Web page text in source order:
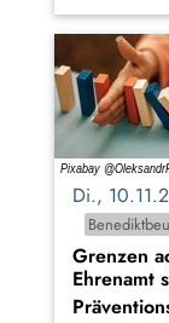
Di.,
Grenzen
Ehrenamt